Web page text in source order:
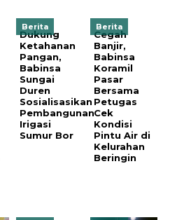
Berita
Dukung
Ketahanan
Pangan,
Babinsa
Sungai
Duren
Sosialisasikan
Pembangunan
Irigasi
Sumur Bor
Berita
Cegah
Banjir,
Babinsa
Koramil
Pasar
Bersama
Petugas
Cek
Kondisi
Pintu Air di
Kelurahan
Beringin